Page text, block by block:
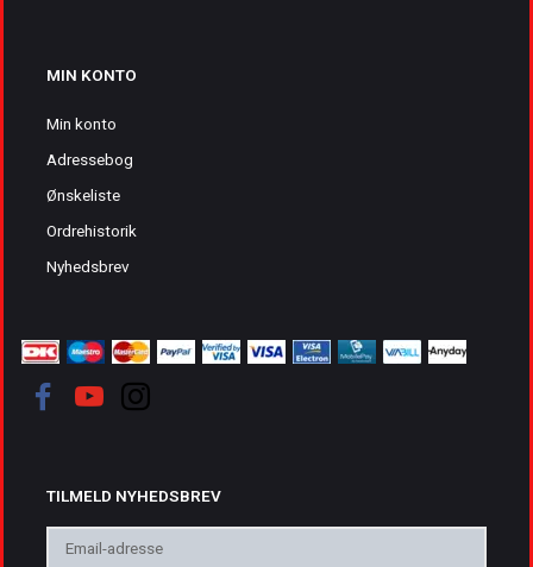
MIN KONTO
Min konto
Adressebog
Ønskeliste
Ordrehistorik
Nyhedsbrev
TILMELD NYHEDSBREV
Email-
adresse